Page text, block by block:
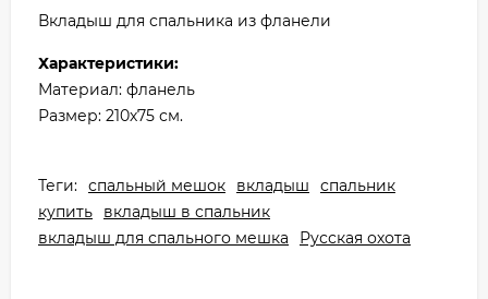
Вкладыш для спальника из фланели
Характеристики:
Материал: фланель
Размер: 210х75 см.
Теги: спальный мешок вкладыш
спальник
купить
вкладыш в спальник
вкладыш для спального мешка
Русская охота